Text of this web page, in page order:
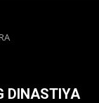
DINASTIYA